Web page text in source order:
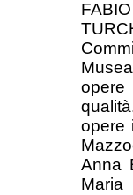
opere
Anna